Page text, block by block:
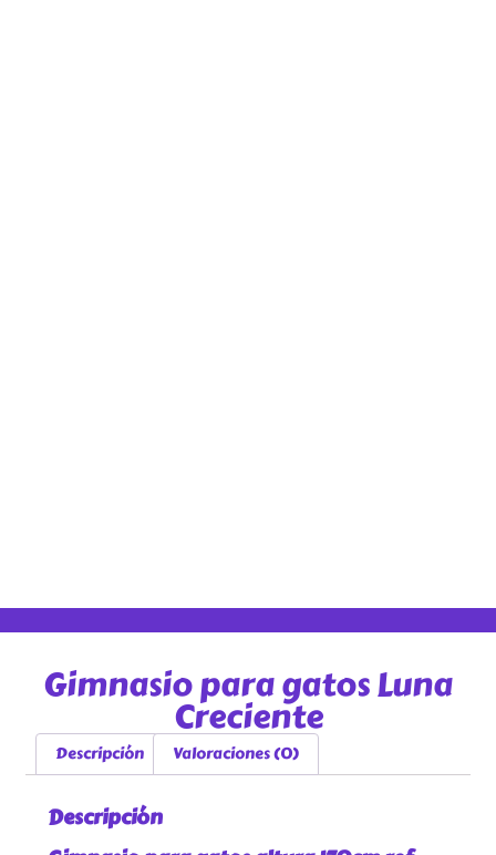
Gimnasio para gatos Luna
Creciente
Descripción Valoraciones (0)
Descripción